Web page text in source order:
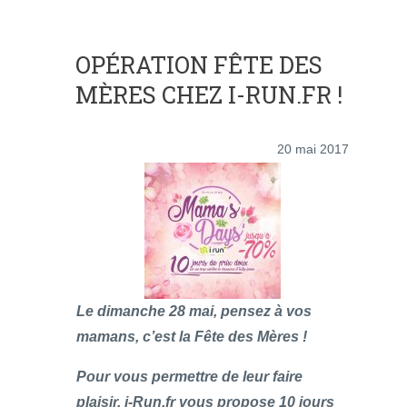
OPÉRATION FÊTE DES
MÈRES CHEZ I-RUN.FR !
20 mai 2017
Le dimanche 28 mai, pensez à vos
mamans, c’est la Fête des Mères !
Pour vous permettre de leur faire
plaisir, i-Run.fr vous propose 10 jours